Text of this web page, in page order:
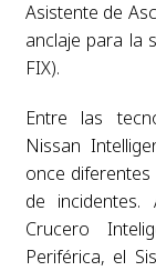
Asistente de
anclaje para la
FIX).
Entre las
Nissan
once
de
Crucero
Periférica, el